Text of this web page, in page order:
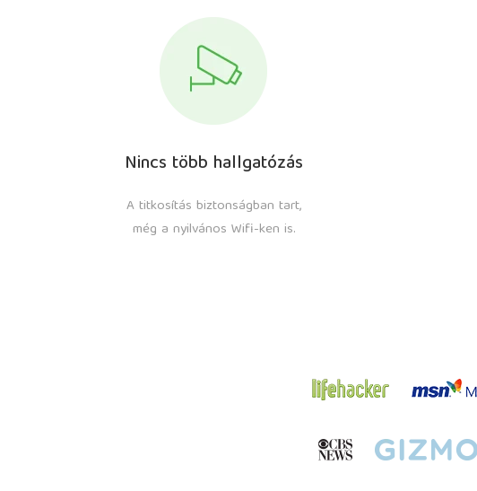
Nincs több hallgatózás
A titkosítás biztonságban tart,
még a nyilvános Wifi-ken is.